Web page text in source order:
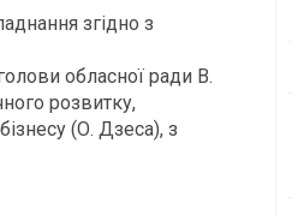
згідно з
обласної ради В.
розвитку,
(О. Дзеса), з